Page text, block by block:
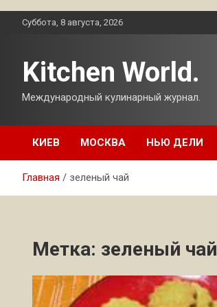
ПерейтиСуббота, 8 августа, 2026
Kitchen World.
Международный кулинарный журнал.
КИЕВ МОСКВА НЬЮ ДЕЛИ
Главная зеленый чай
Метка: зеленый чай